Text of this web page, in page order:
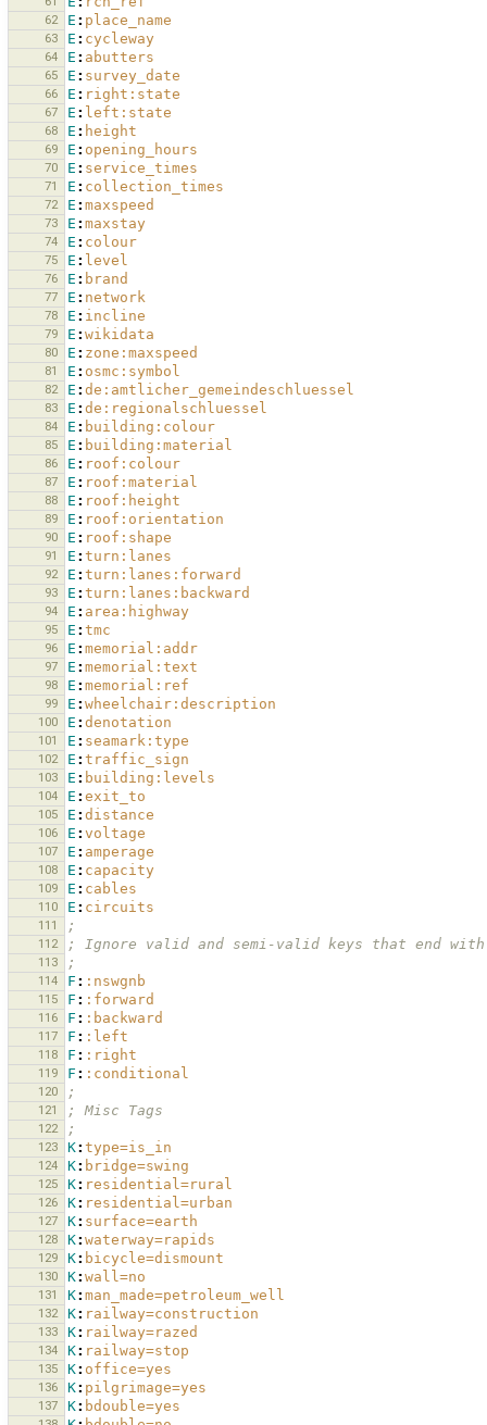
62 E : place_name
63 E : cycleway
64 E : abutters
65 E : survey_date
66 E : right:state
67 E : left:state
68 E : height
69 E : opening_hours
70 E : service_times
71 E : collection_times
72 E : maxspeed
73 E : maxstay
74 E : colour
75 E : level
76 E : brand
77 E : network
78 E : incline
79 E : wikidata
80 E : zone:maxspeed
81 E : osmc:symbol
82 E : de:amtlicher_gemeindeschluessel
83 E : de:regionalschluessel
84 E : building:colour
85 E : building:material
86 E : roof:colour
87 E : roof:material
88 E : roof:height
89 E : roof:orientation
90 E : roof:shape
91 E : turn:lanes
92 E : turn:lanes:forward
93 E : turn:lanes:backward
94 E : area:highway
95 E : tmc
96 E : memorial:addr
97 E : memorial:text
98 E : memorial:ref
99 E : wheelchair:description
100 E : denotation
101 E : seamark:type
102 E : traffic_sign
103 E : building:levels
104 E : exit_to
105 E : distance
106 E : voltage
107 E : amperage
108 E : capacity
109 E : cables
110 E : circuits
111 ;
112 ; Ignore valid and semi-valid keys that end
113 ;
114 F : :nswgnb
115 F : :forward
116 F : :backward
117 F : :left
118 F : :right
119 F : :conditional
120 ;
121 ; Misc Tags
122 ;
123 K: type=is_in
124 K: bridge=swing
125 K: residential=rural
126 K: residential=urban
127 K: surface=earth
128 K: waterway=rapids
129 K: bicycle=dismount
130 K: wall=no
131 K: man_made=petroleum_well
132 K: railway=construction
133 K: railway=razed
134 K: railway=stop
135 K: office=yes
136 K: pilgrimage=yes
137 K: bdouble=yes